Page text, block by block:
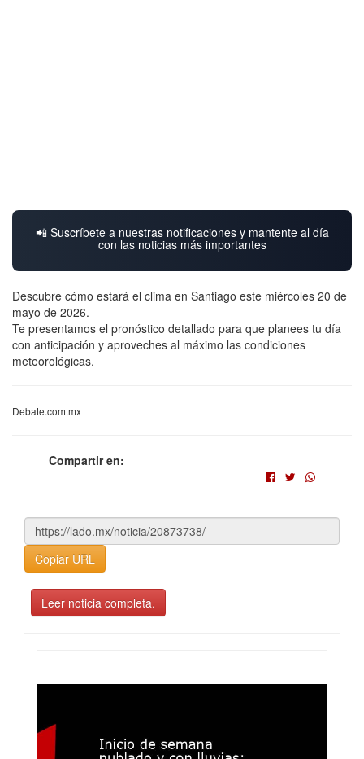
📲 Suscríbete a nuestras notificaciones y mantente al día
con las noticias más importantes
Descubre cómo estará el clima en Santiago este miércoles 20 de
mayo de 2026.
Te presentamos el pronóstico detallado para que planees tu día
con anticipación y aproveches al máximo las condiciones
meteorológicas.
Debate.com.mx
Compartir en:
Copiar URL
Leer noticia completa.